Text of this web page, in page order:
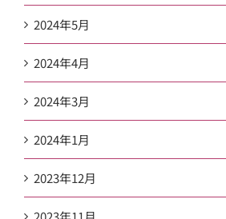
2024年5月
2024年4月
2024年3月
2024年1月
2023年12月